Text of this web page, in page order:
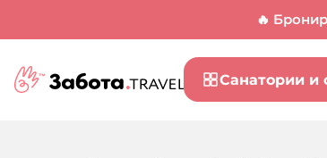
🔥
Санатории и